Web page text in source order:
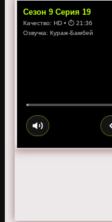
Сезон 9 Серия 19
Качество: HD • ⏱ 21:36
Озвучка: Кураж-Бамбей